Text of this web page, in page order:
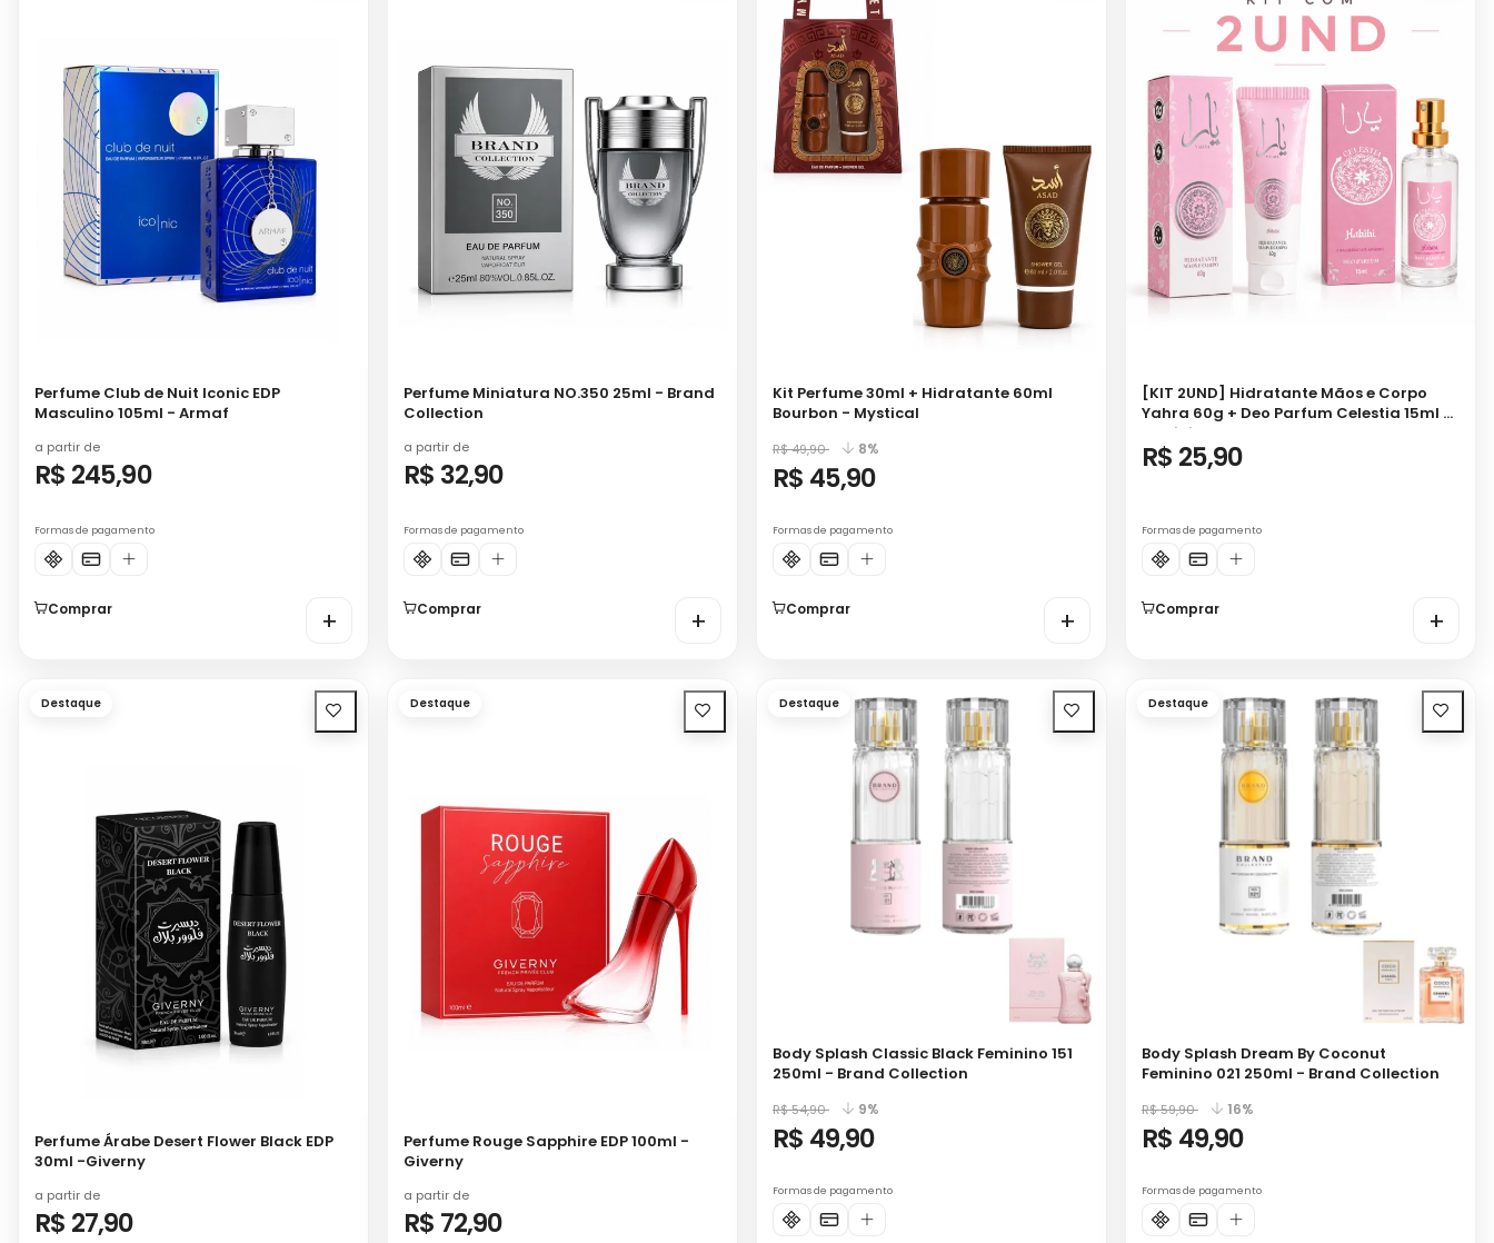
Perfume Club de Nuit Iconic EDP
Masculino 105ml - Armaf
a partir de
R$ 245,90
Formas de pagamento
Comprar +
Perfume Miniatura NO.350 25ml - Brand
Collection
a partir de
R$ 32,90
Formas de pagamento
Comprar +
Kit Perfume 30ml + Hidratante 60ml
Bourbon - Mystical
R$ 49,90 8%
R$ 45,90
Formas de pagamento
Comprar +
[KIT 2UND] Hidratante Mãos e Corpo
Yahra 60g + Deo Parfum Celestia 15ml -
Habibi
R$ 25,90
Formas de pagamento
Comprar +
Destaque
Perfume Árabe Desert Flower Black EDP
30ml -Giverny
a partir de
R$ 27,90
Destaque
Perfume Rouge Sapphire EDP 100ml -
Giverny
a partir de
R$ 72,90
Destaque
Body Splash Classic Black Feminino 151
250ml - Brand Collection
R$ 54,90 9%
R$ 49,90
Formas de pagamento
Destaque
Body Splash Dream By Coconut
Feminino 021 250ml - Brand Collection
R$ 59,90 16%
R$ 49,90
Formas de pagamento